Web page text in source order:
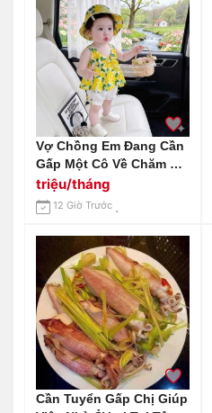
Vợ Chồng Em Đang Cần
Gấp Một Cô Về Chăm Bé
4 Tháng Tuổi, Làm Ở Lại
Tại Đường Tân Sơn,
Quận Gò Vấp.
triệu/tháng
12 Giờ Trước
Cần Tuyển Gấp Chị Giúp